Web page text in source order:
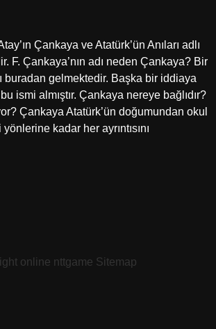
Çankaya ve Atatürk’ün Anıları adlı
F. Çankaya’nın adı neden Çankaya? Bir
buradan gelmektedir. Başka bir iddiaya
ismi almıştır. Çankaya nereye bağlıdır?
Çankaya Atatürk’ün doğumundan okul
kadar her ayrıntısını
online nttgame Sitemap